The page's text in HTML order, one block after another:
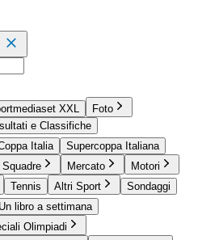
XXL
Foto
e Classifiche
Italia
Supercoppa Italiana
Squadre Mercato
Motori
Tennis Altri Sport
Sondaggi
Un libro a settimana
Olimpiadi